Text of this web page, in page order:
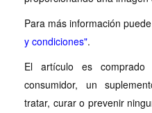
Para más información
y condiciones".
El artículo es comprado
consumidor, un
tratar, curar o prevenir